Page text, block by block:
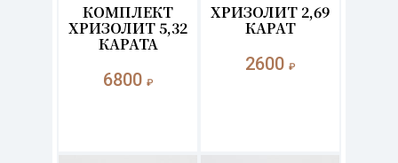
КОМПЛЕКТ
ХРИЗОЛИТ 5,32
КАРАТА
6800 ₽
ХРИЗОЛИТ 2,69
КАРАТ
2600 ₽